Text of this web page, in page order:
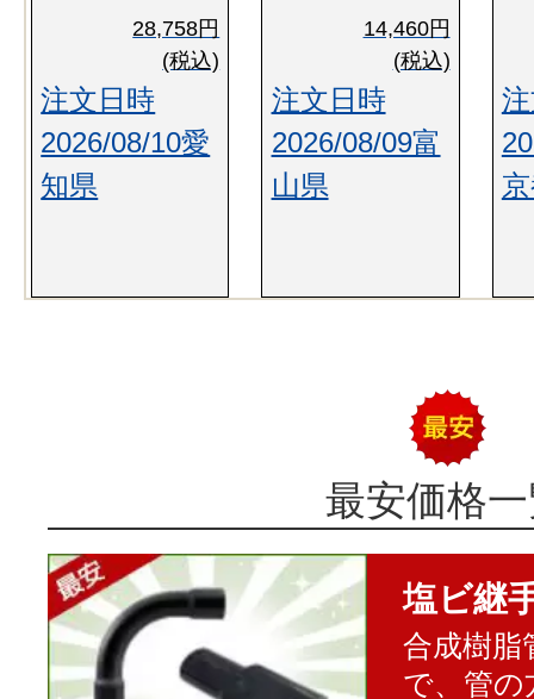
28,758円
(税込)
注文日時
2026/08/10愛
知県
14,460円
(税込)
注文日時
2026/08/09富
山県
最安価格
塩ビ継
合成樹脂
で、管の